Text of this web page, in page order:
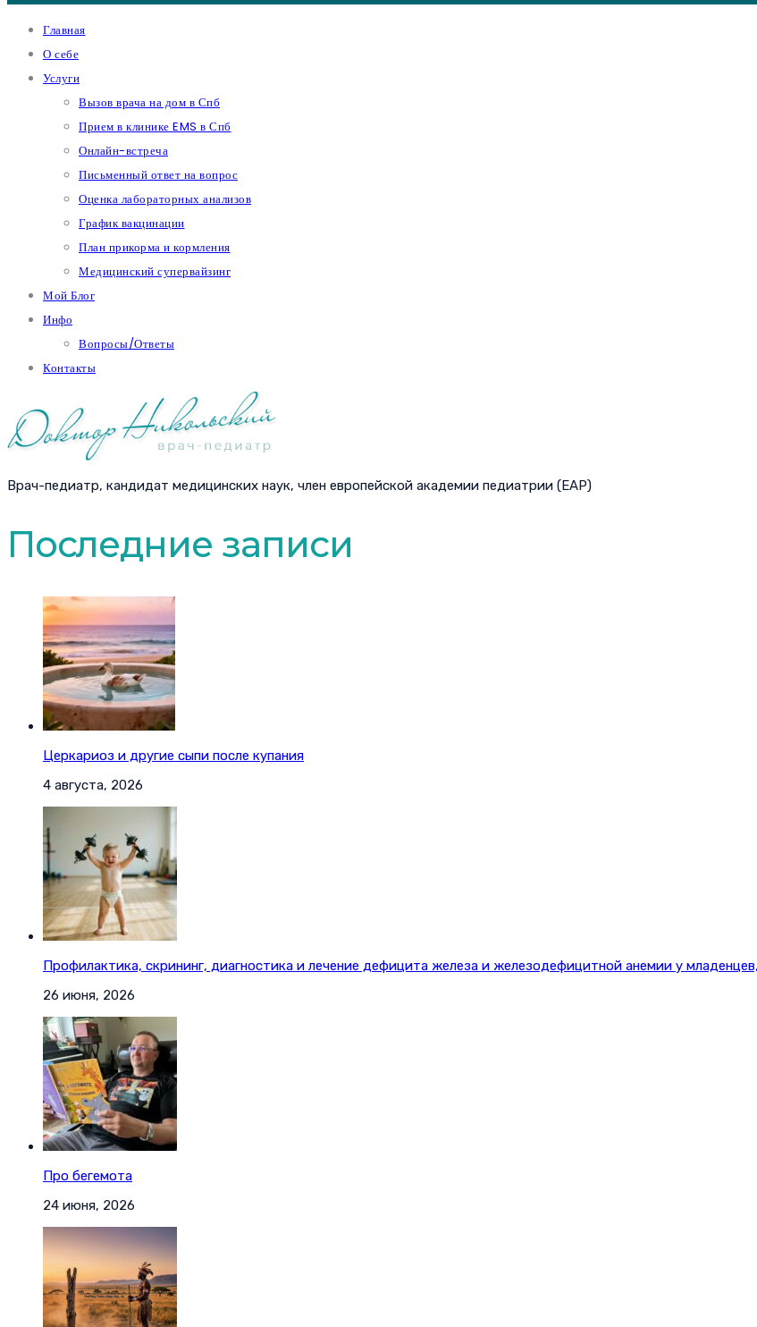
Главная
О себе
Услуги
Вызов врача на дом в Спб
Прием в клинике EMS в Спб
Онлайн-встреча
Письменный ответ на вопрос
Оценка лабораторных анализов
График вакцинации
План прикорма и кормления
Медицинский супервайзинг
Мой Блог
Инфо
Вопросы/Ответы
Контакты
Врач-педиатр, кандидат медицинских наук, член европейской академии педиатрии (EAP)
Последние записи
Церкариоз и другие сыпи после купания
4 августа, 2026
Профилактика, скрининг, диагностика и лечение дефицита железа и железодефицитной анемии у
26 июня, 2026
Про бегемота
24 июня, 2026